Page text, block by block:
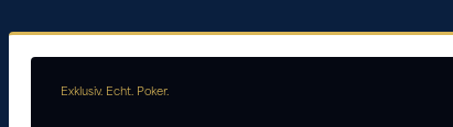
Exklusiv. Echt. Poker.